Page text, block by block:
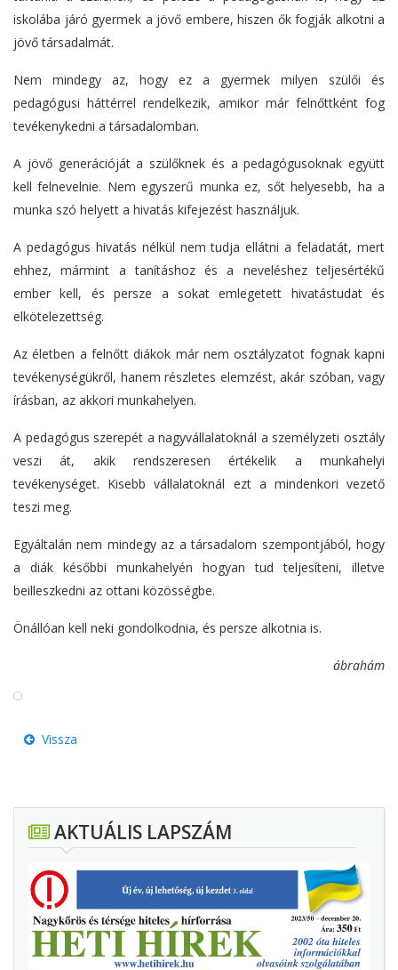
iskolába járó gyermek a jövő embere, hiszen ők fogják alkotni a
jövő társadalmát.
Nem mindegy az, hogy ez a gyermek milyen szülői és
pedagógusi háttérrel rendelkezik, amikor már felnőttként fog
tevékenykedni a társadalomban.
A jövő generációját a szülőknek és a pedagógusoknak együtt
kell felnevelnie. Nem egyszerű munka ez, sőt helyesebb, ha a
munka szó helyett a hivatás kifejezést használjuk.
A pedagógus hivatás nélkül nem tudja ellátni a feladatát, mert
ehhez, mármint a tanításhoz és a neveléshez teljesértékű
ember kell, és persze a sokat emlegetett hivatástudat és
elkötelezettség.
Az életben a felnőtt diákok már nem osztályzatot fognak kapni
tevékenységükről, hanem részletes elemzést, akár szóban, vagy
írásban, az akkori munkahelyen.
A pedagógus szerepét a nagyvállalatoknál a személyzeti osztály
veszi át, akik rendszeresen értékelik a munkahelyi
tevékenységet. Kisebb vállalatoknál ezt a mindenkori vezető
teszi meg.
Egyáltalán nem mindegy az a társadalom szempontjából, hogy
a diák későbbi munkahelyén hogyan tud teljesíteni, illetve
beilleszkedni az ottani közösségbe.
Önállóan kell neki gondolkodnia, és persze alkotnia is.
ábrahám
Vissza
AKTUÁLIS LAPSZÁM